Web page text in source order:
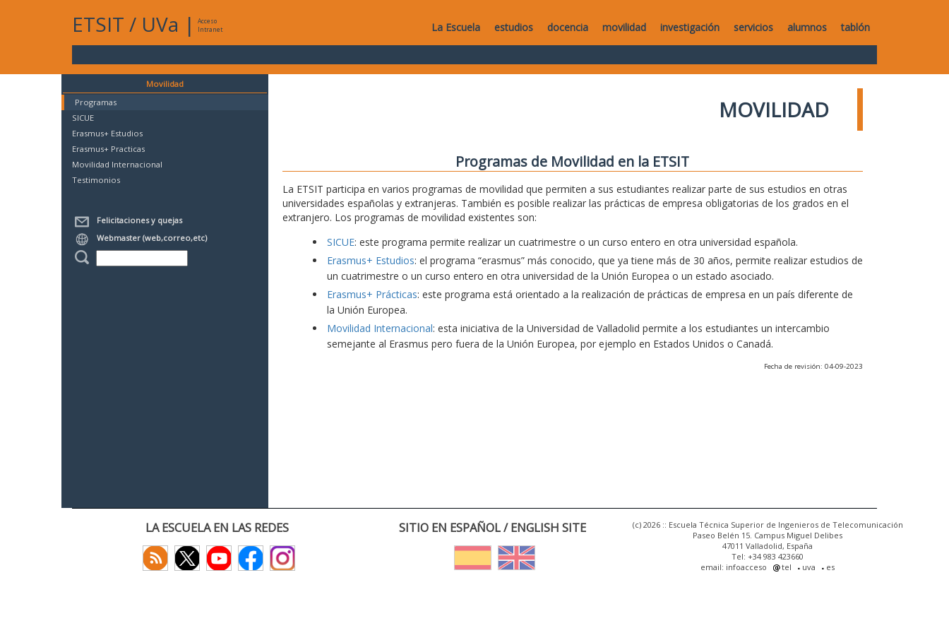
ETSIT / UVa |
Acceso
Intranet
La Escuela estudios docencia movilidad investigación servicios alumnos tablón
Movilidad
Programas
SICUE
Erasmus+ Estudios
Erasmus+ Practicas
Movilidad Internacional
Testimonios
Felicitaciones y quejas
Webmaster (web,correo,etc)
MOVILIDAD
Programas de Movilidad en la ETSIT
La ETSIT participa en varios programas de movilidad que permiten a sus estudiantes realizar parte de sus estudios en otras
universidades españolas y extranjeras. También es posible realizar las prácticas de empresa obligatorias de los grados en el
extranjero. Los programas de movilidad existentes son:
SICUE: este programa permite realizar un cuatrimestre o un curso entero en otra universidad española.
Erasmus+ Estudios: el programa “erasmus” más conocido, que ya tiene más de 30 años, permite realizar estudios de
un cuatrimestre o un curso entero en otra universidad de la Unión Europea o un estado asociado.
Erasmus+ Prácticas: este programa está orientado a la realización de prácticas de empresa en un país diferente de
la Unión Europea.
Movilidad Internacional: esta iniciativa de la Universidad de Valladolid permite a los estudiantes un intercambio
semejante al Erasmus pero fuera de la Unión Europea, por ejemplo en Estados Unidos o Canadá.
Fecha de revisión: 04-09-2023
LA ESCUELA EN LAS REDES SITIO EN ESPAÑOL / ENGLISH SITE
(c) 2026 :: Escuela Técnica Superior de Ingenieros de Telecomunicación
Paseo Belén 15. Campus Miguel Delibes
47011 Valladolid, España
Tel: +34 983 423660
email: infoacceso
tel uva es